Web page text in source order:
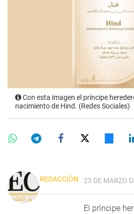
Con esta imagen el príncipe
nacimiento de Hind. (Redes Sociales)
REDACCIÓN 23 DE MARZO
El príncipe